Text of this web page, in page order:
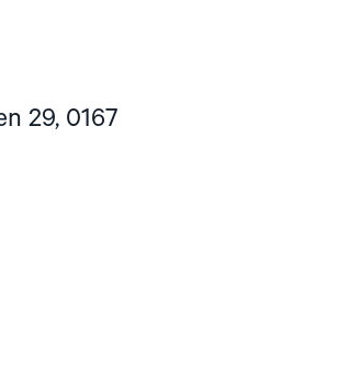
29, 0167